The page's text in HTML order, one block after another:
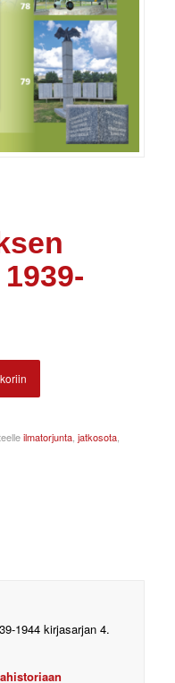
ilmatorjunta, jatkosota,
1944 kirjasarjan 4.